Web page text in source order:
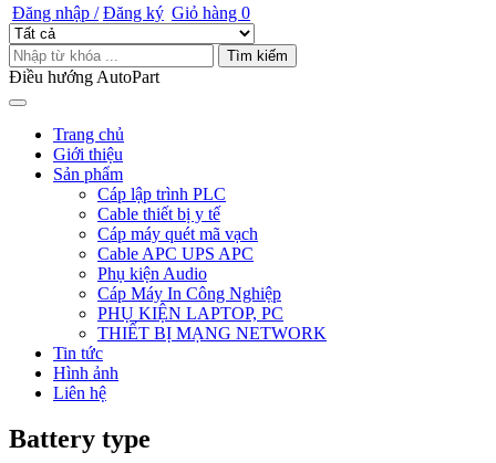
Đăng nhập / Đăng ký Giỏ hàng 0
Tìm kiếm
Điều hướng AutoPart
Trang chủ
Giới thiệu
Sản phẩm
Cáp lập trình PLC
Cable thiết bị y tế
Cáp máy quét mã vạch
Cable APC UPS APC
Phụ kiện Audio
Cáp Máy In Công Nghiệp
PHỤ KIỆN LAPTOP, PC
THIẾT BỊ MẠNG NETWORK
Tin tức
Hình ảnh
Liên hệ
Battery type